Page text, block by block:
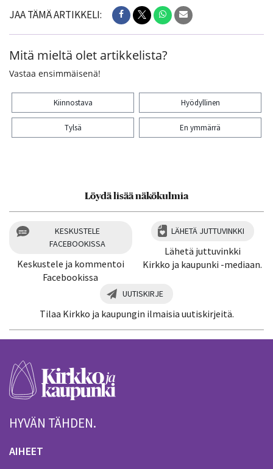
JAA TÄMÄ ARTIKKELI:
Mitä mieltä olet artikkelista?
Vastaa ensimmäisenä!
Kiinnostava Hyödyllinen
Tylsä En ymmärrä
Löydä lisää näkökulmia
KESKUSTELE
FACEBOOKISSA
Keskustele ja kommentoi
Facebookissa
LÄHETÄ JUTTUVINKKI
Lähetä juttuvinkki
Kirkko ja kaupunki -mediaan.
UUTISKIRJE
Tilaa Kirkko ja kaupungin ilmaisia uutiskirjeitä.
HYVÄN TÄHDEN.
AIHEET